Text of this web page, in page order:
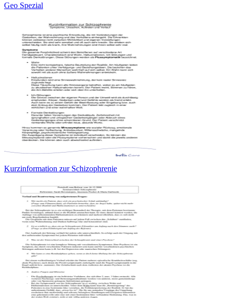
Geo Spezial
Kurzinformation zur Schizophrenie